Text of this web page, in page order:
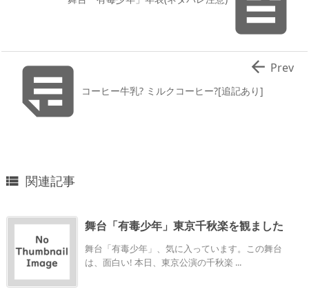
 コーヒー牛乳? ミルクコーヒー?[追記あり]
 Prev
 関連記事
舞台「有毒少年」東京千秋楽を観ました
舞台「有毒少年」、気に入っています。この舞台
は、面白い! 本日、東京公演の千秋楽 ...